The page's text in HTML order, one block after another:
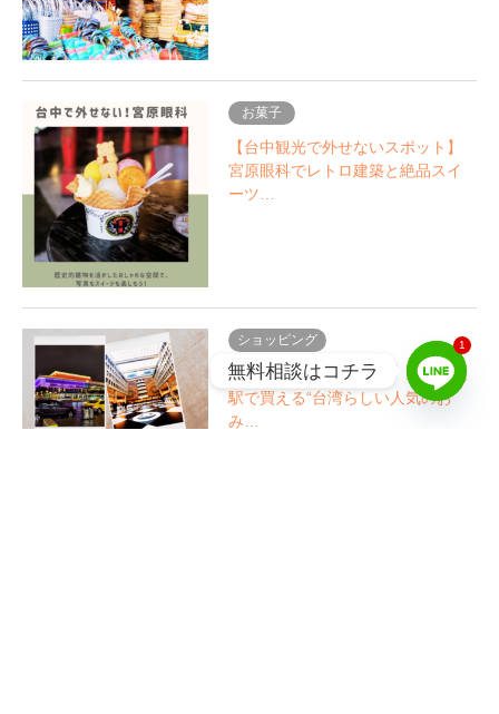
お菓子
【台中観光で外せないスポット】
宮原眼科でレトロ建築と絶品スイ
ーツ…
ショッピング
【台北駅で買うならコレ！】 台北
駅で買える“台湾らしい人気のお
み…
1
無料相談はコチラ